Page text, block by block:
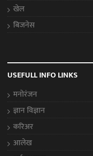
खेल
बिजनेस
USEFULL INFO LINKS
मनोरंजन
ज्ञान विज्ञान
करिअर
आलेख